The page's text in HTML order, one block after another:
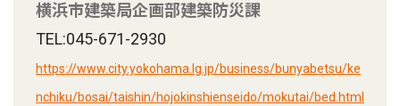
横浜市建築局企画部建築防災課
TEL:045-671-2930
https://www.city.yokohama.lg.jp/business/bunyabetsu/ke
nchiku/bosai/taishin/hojokinshienseido/mokutai/bed.html